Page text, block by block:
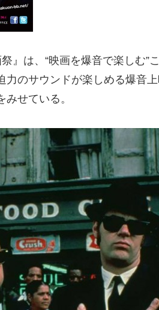
』は、“映画を爆音で楽しむ”
のサウンドが楽しめる爆音
せている。